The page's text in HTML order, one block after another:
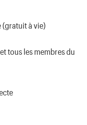
(gratuit à vie)
tous les membres du